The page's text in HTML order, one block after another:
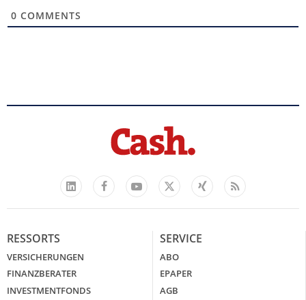
0 COMMENTS
LinkedIn
FacebookYouTube
X
Xing Feed
RESSORTS
VERSICHERUNGEN
FINANZBERATER
INVESTMENTFONDS
SERVICE
ABO
EPAPER
AGB